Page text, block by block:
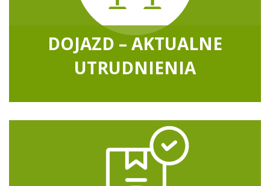
DOJAZD – AKTUALNE
UTRUDNIENIA